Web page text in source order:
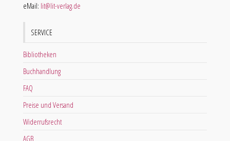
eMail: lit@lit-verlag.de
SERVICE
Bibliotheken
Buchhandlung
FAQ
Preise und Versand
Widerrufsrecht
AGB